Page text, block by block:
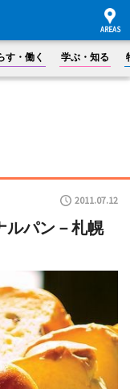
す・働く 学ぶ・知る
2011.07.12
ルパン－札幌